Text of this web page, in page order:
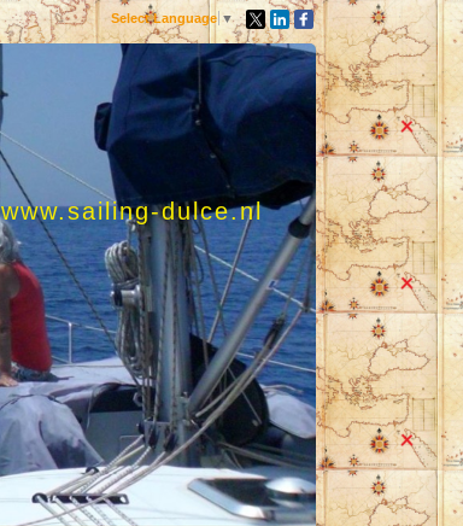
Select Language ▼
www.sailing-dulce.nl